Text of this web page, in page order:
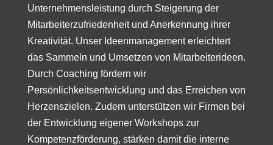
Unternehmensleistung durch Steigerung der
Mitarbeiterzufriedenheit und Anerkennung ihrer
Kreativität. Unser Ideenmanagement erleichtert
das Sammeln und Umsetzen von Mitarbeiterideen.
Durch Coaching fördern wir
Persönlichkeitsentwicklung und das Erreichen von
Herzenszielen. Zudem unterstützen wir Firmen bei
der Entwicklung eigener Workshops zur
Kompetenzförderung, stärken damit die interne